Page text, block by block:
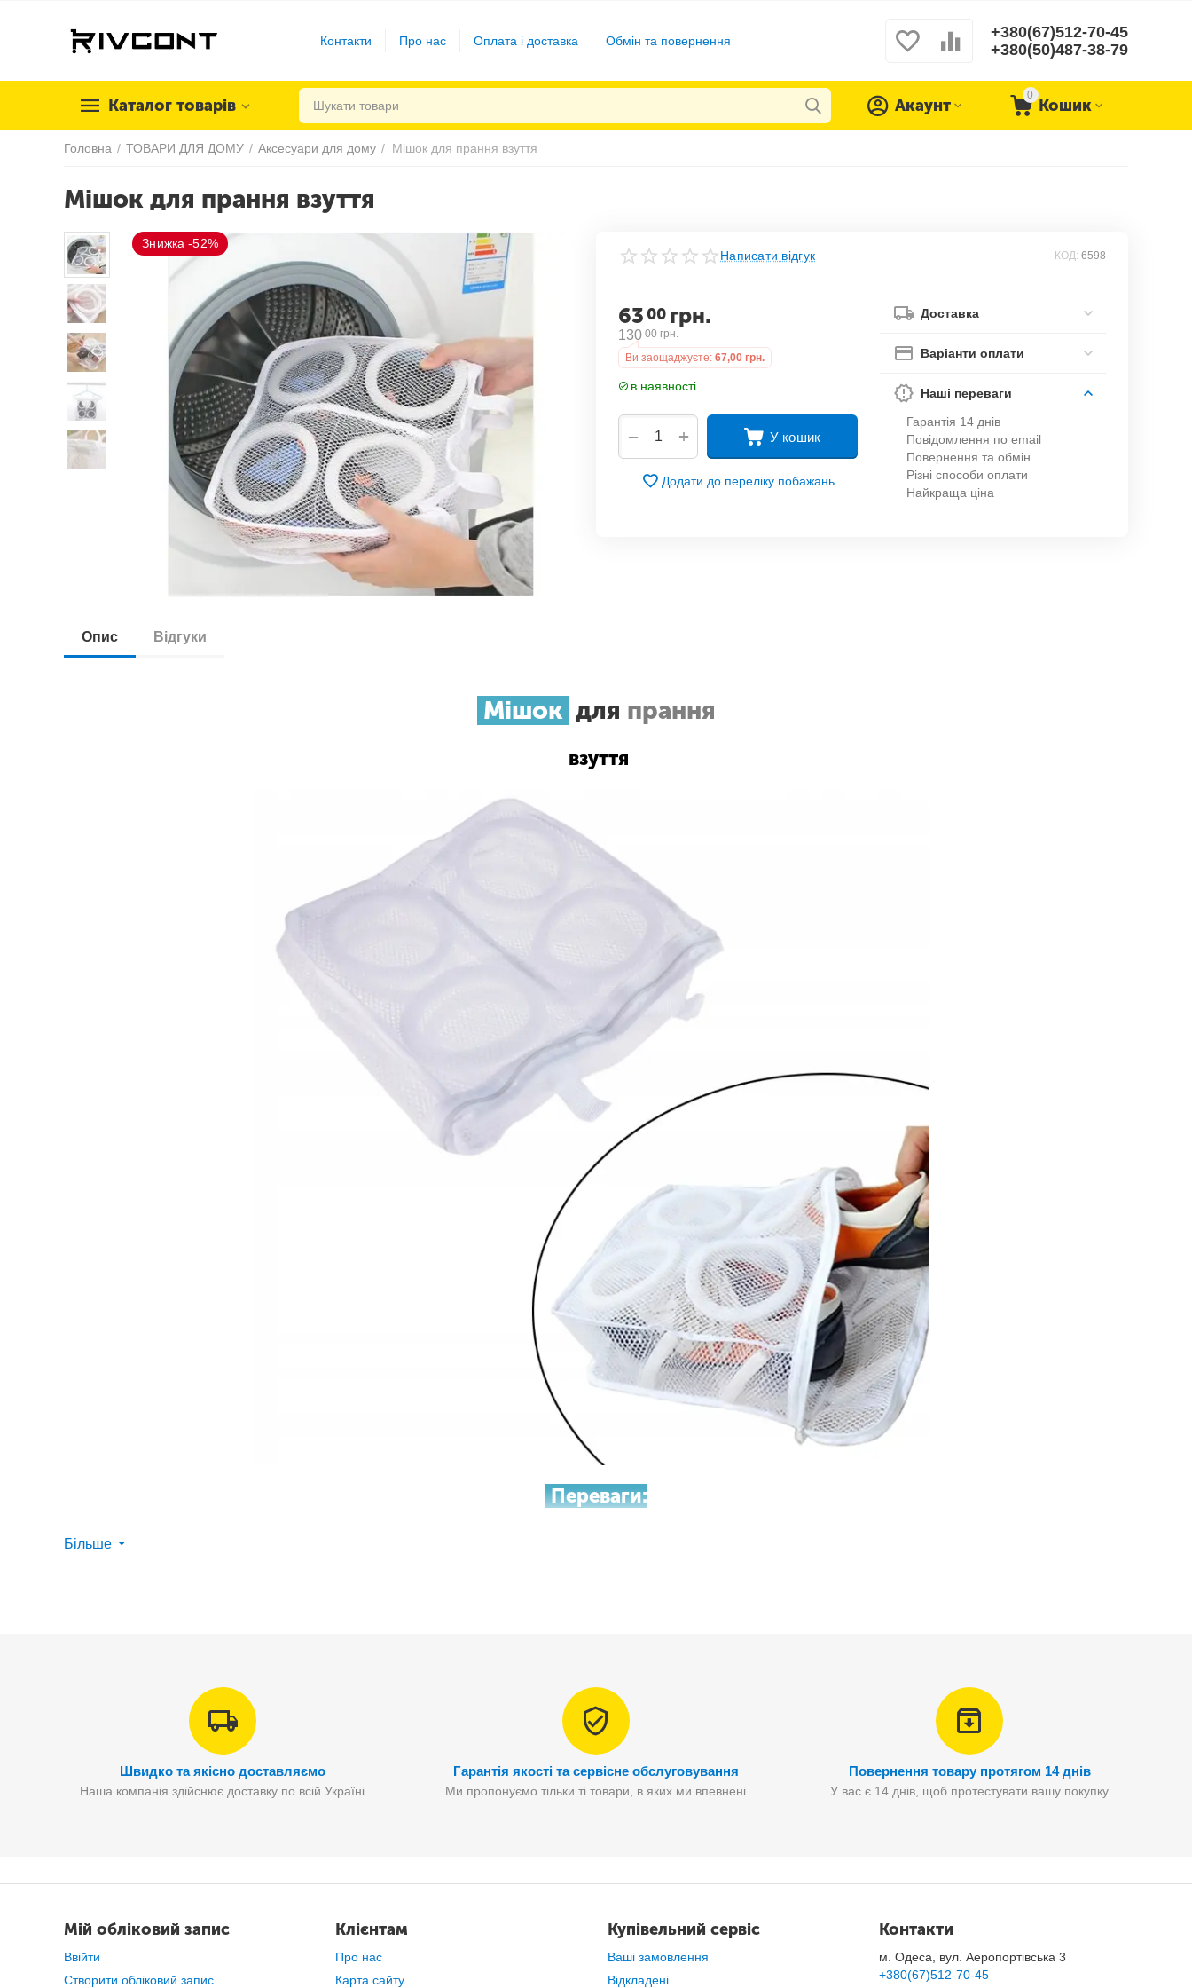
Контакти Про нас Оплата і доставка Обмін та повернення
+380(67)512-70-45
+380(50)487-38-79
Каталог товарів
0
Кошик
Акаунт
Головна / ТОВАРИ ДЛЯ ДОМУ / Аксесуари для дому / Мішок для прання взуття
Мішок для прання взуття
Знижка -52%
Написати відгук КОД: 6598
63 00 грн.
130 00 грн.
Ви заощаджуєте: 67,00 грн.
в наявності
+
− У кошик
Додати до переліку побажань
Доставка
Варіанти оплати
Наші переваги
Гарантія 14 днів
Повідомлення по email
Повернення та обмін
Різні способи оплати
Найкраща ціна
Опис Відгуки
Мішок для прання
взуття
Переваги:
Більше
Швидко та якісно доставляємо
Наша компанія здійснює доставку по всій Україні
Гарантія якості та сервісне обслуговування
Ми пропонуємо тільки ті товари, в яких ми впевнені
Повернення товару протягом 14 днів
У вас є 14 днів, щоб протестувати вашу покупку
Мій обліковий запис
Ввійти
Створити обліковий запис
Клієнтам
Про нас
Карта сайту
Купівельний сервіс
Ваші замовлення
Відкладені
Контакти
м. Одеса, вул. Аеропортівська 3
+380(67)512-70-45